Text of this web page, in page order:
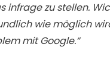
infrage zu stellen.
wie möglich
mit Google.“